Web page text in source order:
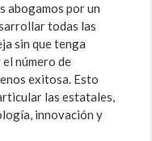
abogamos por un
todas las
sin que tenga
número de
exitosa. Esto
las estatales,
innovación y